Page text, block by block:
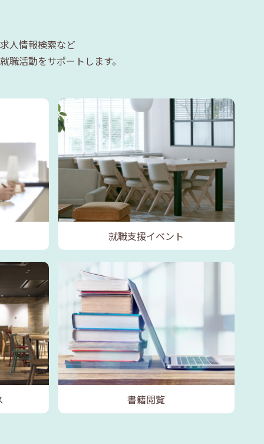
人情報検索など
活動をサポートします。
就職支援イベント
書籍閲覧